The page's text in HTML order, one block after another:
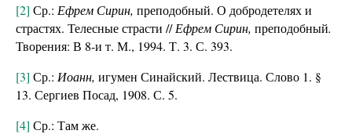
[2] Ср.: Ефрем Сирин, преподобный. О добродетелях и
страстях. Телесные страсти //Ефрем Сирин, преподобный.
Творения: В 8-и т. М., 1994. Т. 3. С. 393.
[3] Ср.: Иоанн, игумен Синайский. Лествица. Слово 1. §
13. Сергиев Посад, 1908. С. 5.
[4] Ср.: Там же.